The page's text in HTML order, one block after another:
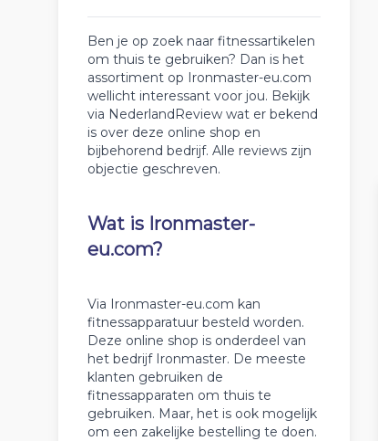
Ben je op zoek naar fitnessartikelen
om thuis te gebruiken? Dan is het
assortiment op Ironmaster-eu.com
wellicht interessant voor jou. Bekijk
via NederlandReview wat er bekend
is over deze online shop en
bijbehorend bedrijf. Alle reviews zijn
objectie geschreven.
Wat is Ironmaster-
eu.com?
Via Ironmaster-eu.com kan
fitnessapparatuur besteld worden.
Deze online shop is onderdeel van
het bedrijf Ironmaster. De meeste
klanten gebruiken de
fitnessapparaten om thuis te
gebruiken. Maar, het is ook mogelijk
om een zakelijke bestelling te doen.